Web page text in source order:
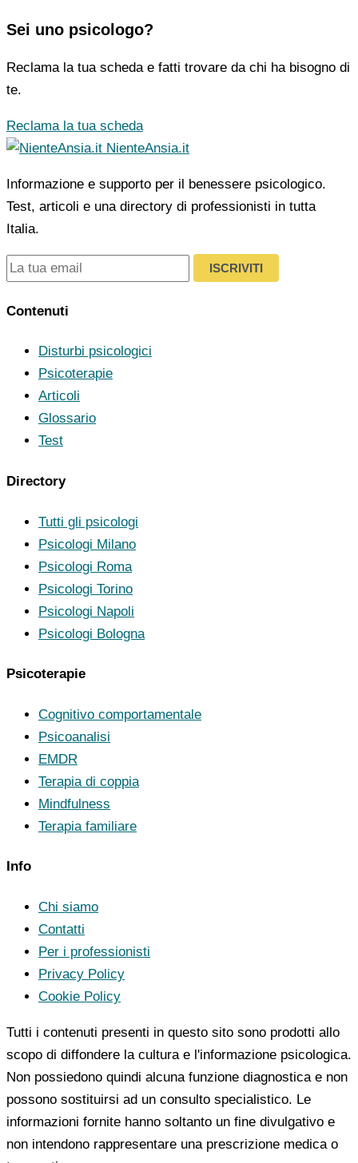
Sei uno psicologo?
Reclama la tua scheda e fatti trovare da chi ha bisogno di
te.
Reclama la tua scheda
NienteAnsia.it
Informazione e supporto per il benessere psicologico.
Test, articoli e una directory di professionisti in tutta
Italia.
ISCRIVITI
Contenuti
Disturbi psicologici
Psicoterapie
Articoli
Glossario
Test
Directory
Tutti gli psicologi
Psicologi Milano
Psicologi Roma
Psicologi Torino
Psicologi Napoli
Psicologi Bologna
Psicoterapie
Cognitivo comportamentale
Psicoanalisi
EMDR
Terapia di coppia
Mindfulness
Terapia familiare
Info
Chi siamo
Contatti
Per i professionisti
Privacy Policy
Cookie Policy
Tutti i contenuti presenti in questo sito sono prodotti allo
scopo di diffondere la cultura e l'informazione psicologica.
Non possiedono quindi alcuna funzione diagnostica e non
possono sostituirsi ad un consulto specialistico. Le
informazioni fornite hanno soltanto un fine divulgativo e
non intendono rappresentare una prescrizione medica o